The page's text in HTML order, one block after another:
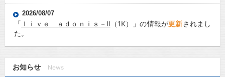
2026/08/07
「 ｌｉｖｅ ａｄｏｎｉｓ－Ⅱ （1K）」の情報が更新されまし
た。
お知らせ News